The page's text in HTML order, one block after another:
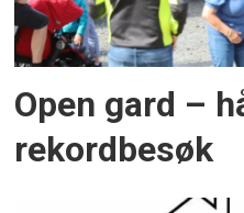
Open gard –
rekordbesøk